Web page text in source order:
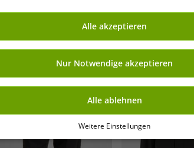
In den Warenkorb In den
-70% -70%
Alle akzeptieren
Nur Notwendige akzeptieren
Alle ablehnen
Weitere Einstellungen